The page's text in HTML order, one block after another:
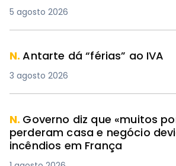
5 agosto 2026
N.Antarte dá “férias” ao IVA
3 agosto 2026
N. Governo diz que «muitos
perderam casa e negócio
incêndios em França